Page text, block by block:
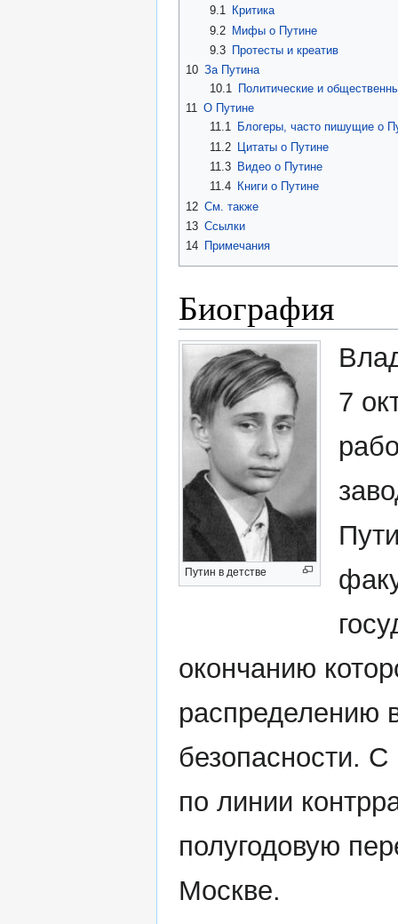
9.1
Критика
9.2 Мифы о Путине
9.3
Протесты и креатив
10 За Путина
10.1
Политические и
11 О Путине
11.1
Блогеры, часто пишущие о
11.2
Цитаты о Путине
11.3
Видео о Путине
11.4
Книги о Путине
12 См. также
13 Ссылки
14 Примечания
Биография
Путин в детстве
7
окончанию
распределению
безопасности. С
по линии
полугодовую
Москве.